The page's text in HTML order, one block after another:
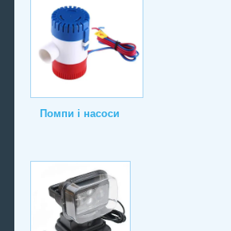
Помпи і насоси